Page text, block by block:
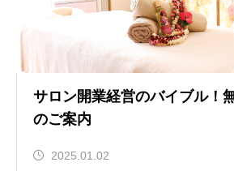
サロン開業経営のバイブル！
のご案内
2025.01.02